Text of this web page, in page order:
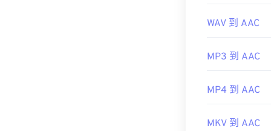
WAV 到 AAC
MP3 到 AAC
MP4 到 AAC
MKV 到 AAC